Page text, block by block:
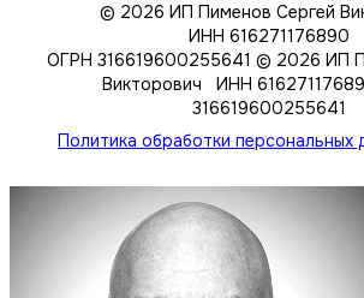
© 2026 ИП Пименов Сергей
ИНН 616271176890
ОГРН 316619600255641 © 2026 ИП
Викторович ИНН
316619600255641
Политика обработки персональных